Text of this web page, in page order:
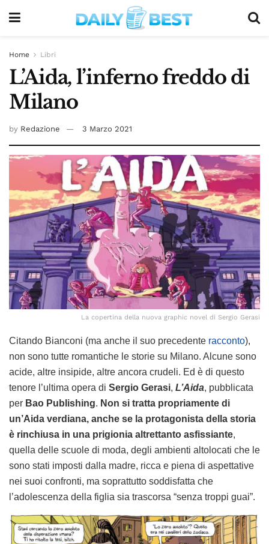
Home Libri
L’Aida, l’inferno freddo di
Milano
by Redazione 3 Marzo 2021
La copertina della nuova graphic novel di Sergio Gerasi
Citando Bianconi (ma anche il suo precedente racconto),
non sono tutte romantiche le storie su Milano. Alcune sono
acide, altre insipide, altre ancora crudeli. Ed è di questo
tenore l’ultima opera di Sergio Gerasi, L’Aida, pubblicata
per Bao Publishing. Non si tratta propriamente di
un’Aida verdiana, anche se la protagonista della storia
è rinchiusa in una prigionia altrettanto asfissiante,
quella delle scuole di moda, degli ambienti altolocati che le
sono stati imposti dalla madre, ricca e piena di aspettative
nei suoi confronti, ma soprattutto soddisfatta che
l’adolescenza della figlia sia trascorsa “senza troppi guai”.